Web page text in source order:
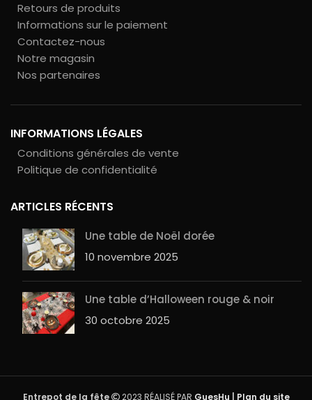
Retours de produits
Informations sur le paiement
Contactez-nous
Notre magasin
Nos partenaires
INFORMATIONS LÉGALES
Conditions générales de vente
Politique de confidentialité
ARTICLES RÉCENTS
Une table de Noël dorée
10 novembre 2025
Une table d’Halloween rouge & noir
30 octobre 2025
Entrepot de la fête 2023 RÉALISÉ PAR GuesHu Plan du site